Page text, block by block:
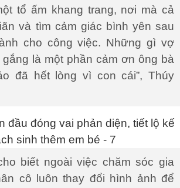
tổ ấm khang trang, nơi mà cả
và tìm cảm giác bình yên sau
cho công việc. Những gì vợ
là một phần cảm ơn ông bà
đã hết lòng vì con cái”, Thúy
biết ngoài việc chăm sóc gia
cô luôn thay đổi hình ảnh để